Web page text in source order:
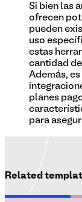
Si bien las
ofrecen
pueden
uso
estas
cantidad
Además,
planes
para
Related